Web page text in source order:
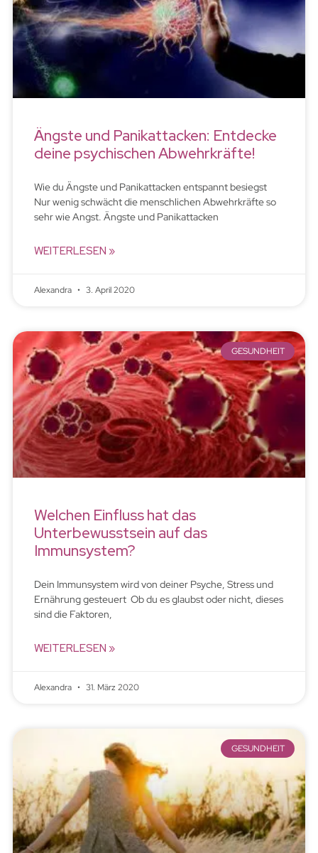
Ängste und Panikattacken: Entdecke
deine psychischen Abwehrkräfte!
Wie du Ängste und Panikattacken entspannt besiegst
Nur wenig schwächt die menschlichen Abwehrkräfte so
sehr wie Angst. Ängste und Panikattacken
WEITERLESEN »
Alexandra 3. April 2020
GESUNDHEIT
Welchen Einfluss hat das
Unterbewusstsein auf das
Immunsystem?
Dein Immunsystem wird von deiner Psyche, Stress und
Ernährung gesteuert Ob du es glaubst oder nicht, dieses
sind die Faktoren,
WEITERLESEN »
Alexandra 31. März 2020
GESUNDHEIT